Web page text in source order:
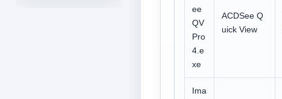
ee
QV
Pro
4.e
xe
ACDSee Q
uick View
Ima